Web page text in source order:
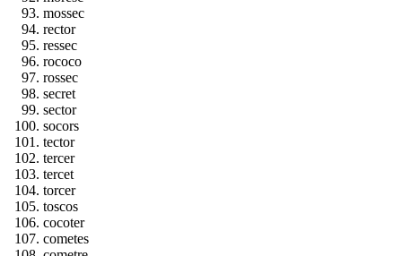
mossec
rector
ressec
rococo
rossec
secret
sector
socors
tector
tercer
tercet
torcer
toscos
cocoter
cometes